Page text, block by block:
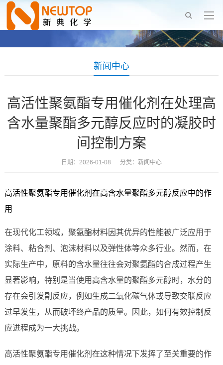
新闻中心
高活性聚氨酯专用催化剂在处理高
含水量聚酯多元醇反应时的凝胶时
间控制方案
日期：2026-01-08 分类： 新闻中心
高活性聚氨酯专用催化剂在高含水量聚酯多元醇反应中的作
用
在现代化工领域，聚氨酯材料因其优异的性能被广泛应用于
涂料、粘合剂、泡沫材料以及弹性体等众多行业。然而，在
实际生产中，原料的含水量往往会对聚氨酯的合成过程产生
显著影响，特别是当使用高含水量的聚酯多元醇时，水分的
存在会引发副反应，例如生成二氧化碳气体或导致交联反应
过早发生，从而破坏终产品的质量。因此，如何有效控制反
应进程成为一大挑战。
高活性聚氨酯专用催化剂在这种情况下发挥了至关重要的作